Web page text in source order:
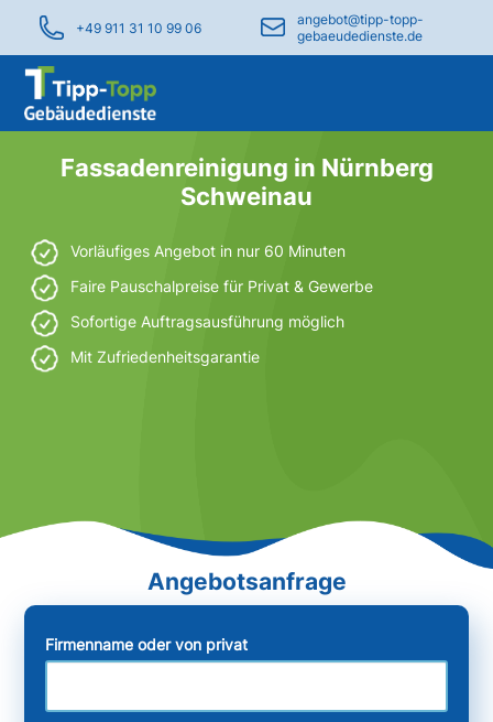
+49 911 31 10 99 06
angebot@tipp-topp-
gebaeudedienste.de
Fassadenreinigung in Nürnberg
Schweinau
Vorläufiges Angebot in nur 60 Minuten
Faire Pauschalpreise für Privat & Gewerbe
Sofortige Auftragsausführung möglich
Mit Zufriedenheitsgarantie
Firmenname oder von privat